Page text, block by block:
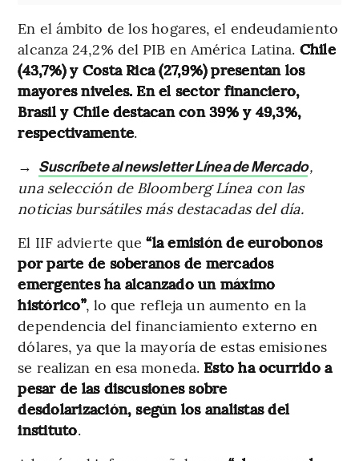
En el ámbito de los hogares, el endeudamiento
alcanza 24,2% del PIB en América Latina. Chile
(43,7%) y Costa Rica (27,9%) presentan los
mayores niveles. En el sector financiero,
Brasil y Chile destacan con 39% y 49,3%,
respectivamente.
→ Suscríbete al newsletter Línea de Mercado,
una selección de Bloomberg Línea con las
noticias bursátiles más destacadas del día.
El IIF advierte que“la emisión de eurobonos
por parte de soberanos de mercados
emergentes ha alcanzado un máximo
histórico”, lo que refleja un aumento en la
dependencia del financiamiento externo en
dólares, ya que la mayoría de estas emisiones
se realizan en esa moneda. Esto ha ocurrido a
pesar de las discusiones sobre
desdolarización, según los analistas del
instituto.